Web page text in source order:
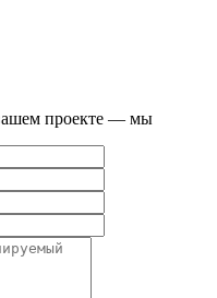
вашем проекте — мы